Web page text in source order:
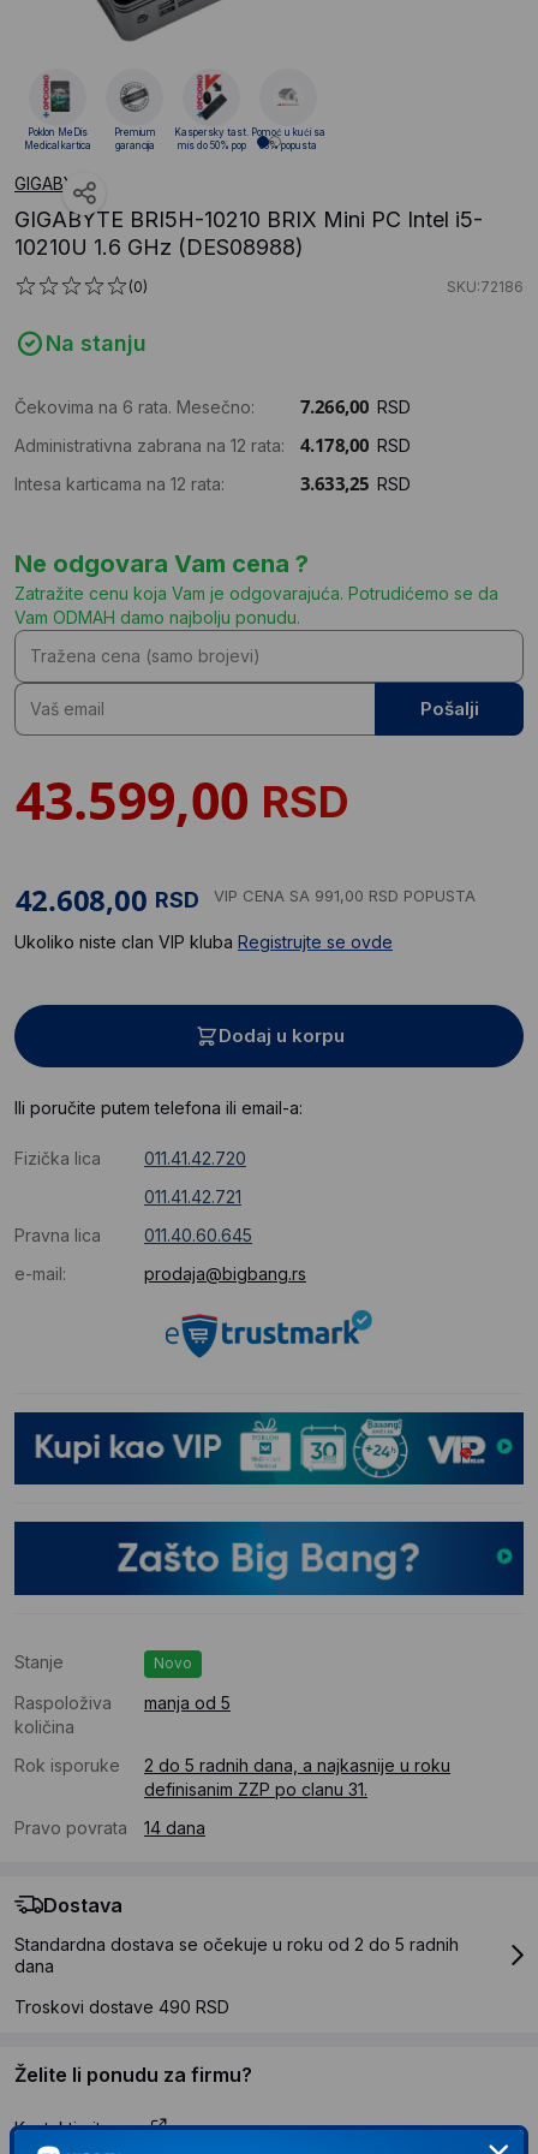
GIGABYTE
GIGABYTE BRI5H-10210 BRIX Mini PC Intel i5-
10210U 1.6 GHz (DES08988)
(0) SKU:72186
Na stanju
Čekovima na 6 rata. Mesečno:
RSD
Administrativna zabrana na 12 rata:
RSD
Intesa karticama na 12 rata:
RSD
Ne odgovara Vam cena ?
Zatražite cenu koja Vam je odgovarajuća. Potrudićemo se da
Vam ODMAH damo najbolju ponudu.
Pošalji
RSD
RSD VIP CENA SA 991,00 RSD POPUSTA
Ukoliko niste clan VIP kluba Registrujte se ovde
Dodaj u korpu
Ili poručite putem telefona ili email-a:
Fizička lica
011.41.42.720
011.41.42.721
Pravna lica
011.40.60.645
e-mail:
prodaja@bigbang.rs
Stanje Novo
Raspoloživa
količina
manja od 5
Rok isporuke
2 do 5 radnih dana, a najkasnije u roku
definisanim ZZP po clanu 31.
Pravo povrata
14 dana
Dostava
Standardna dostava se očekuje u roku od 2 do 5 radnih
dana
Troskovi dostave 490 RSD
Želite li ponudu za firmu?
Kontaktirajte nas
Poklon MeDis
Medical kartica
Premium
garancija
Kaspersky tast.
mis do 50% pop
Pomoć u kući sa
88% popusta